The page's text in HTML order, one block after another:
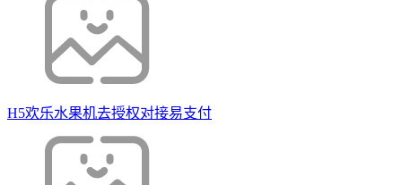
H5欢乐水果机去授权对接易支付